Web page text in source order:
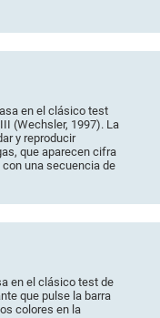
en el clásico test
(Wechsler, 1997). La
y reproducir
que aparecen cifra
una secuencia de
en el clásico test de
que pulse la barra
colores en la